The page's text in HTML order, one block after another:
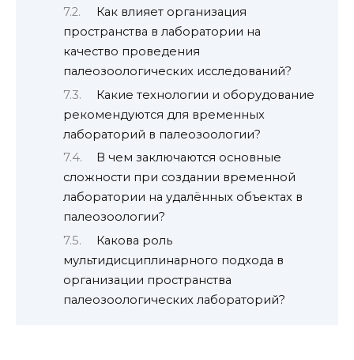
Как влияет организация
пространства в лаборатории на
качество проведения
палеозоологических исследований?
Какие технологии и оборудование
рекомендуются для временных
лабораторий в палеозоологии?
В чем заключаются основные
сложности при создании временной
лаборатории на удалённых объектах в
палеозоологии?
Какова роль
мультидисциплинарного подхода в
организации пространства
палеозоологических лабораторий?